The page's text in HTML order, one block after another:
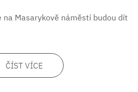
Masarykově náměstí budou dít
ČÍST VÍCE